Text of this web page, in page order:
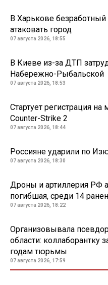
В Харькове
атаковать город
07 августа 2026, 18:55
В Киеве из-за ДТП
Набережно-Рыбальской
07 августа 2026, 18:53
Стартует регистрация
Counter-Strike 2
07 августа 2026, 18:44
Россияне ударили по
07 августа 2026, 18:30
Дроны и артиллерия РФ
погибшая, среди 14
07 августа 2026, 18:22
Организовывала
области: коллаборантку
годам тюрьмы
07 августа 2026, 17:59